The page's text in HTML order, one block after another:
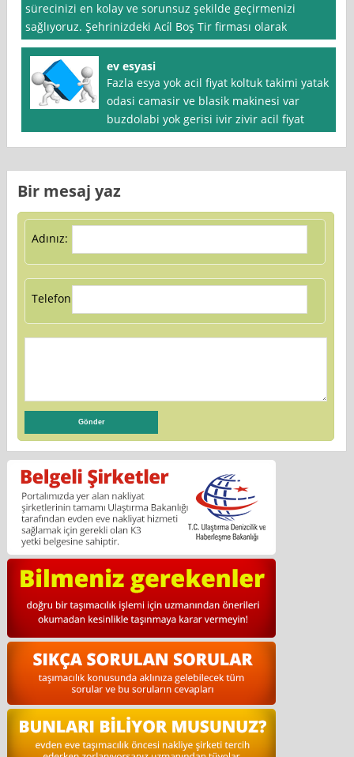
sürecinizi en kolay ve sorunsuz şekilde geçirmenizi
sağlıyoruz. Şehrinizdeki Aci̇l Boş Tir firması olarak
ev esyasi
Fazla esya yok acil fiyat koltuk takimi yatak
odasi camasir ve blasik makinesi var
buzdolabi yok gerisi ivir zivir acil fiyat
Bir mesaj yaz
Adınız:
Telefon: